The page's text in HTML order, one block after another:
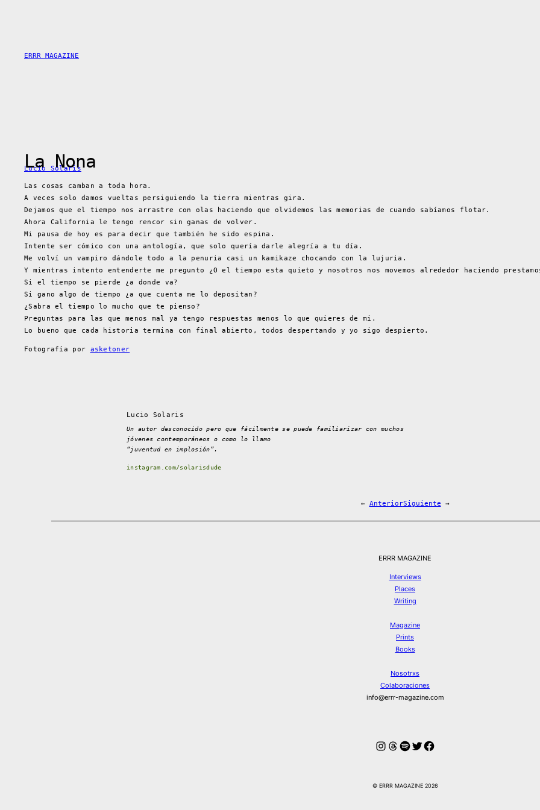
ERRR MAGAZINE
La Nona
Lucio Solaris
Las cosas camban a toda hora.
A veces solo damos vueltas persiguiendo la tierra mientras gira.
Dejamos que el tiempo nos arrastre con olas haciendo que olvidemos las memorias de cuando sabíamos flotar.
Ahora California le tengo rencor sin ganas de volver.
Mi pausa de hoy es para decir que también he sido espina.
Intente ser cómico con una antología, que solo quería darle alegría a tu día.
Me volví un vampiro dándole todo a la penuria casi un kamikaze chocando con la lujuria.
Y mientras intento entenderte me pregunto ¿O el tiempo esta quieto y nosotros nos movemos alrededor haciendo
Si el tiempo se pierde ¿a donde va?
Si gano algo de tiempo ¿a que cuenta me lo depositan?
¿Sabra el tiempo lo mucho que te pienso?
Preguntas para las que menos mal ya tengo respuestas menos lo que quieres de mi.
Lo bueno que cada historia termina con final abierto, todos despertando y yo sigo despierto.
Fotografía por asketoner
Lucio Solaris
Un autor desconocido pero que fácilmente se puede familiarizar con muchos
jóvenes contemporáneos o como lo llamo
“juventud en implosión”.
instagram.com/solarisdude
← AnteriorSiguiente →
ERRR MAGAZINE
Interviews
Places
Writing
Magazine
Prints
Books
Nosotrxs
Colaboraciones
info@errr-magazine.com
Instagram
Hilos
Spotify
Twitter
Facebook
© ERRR MAGAZINE 2026